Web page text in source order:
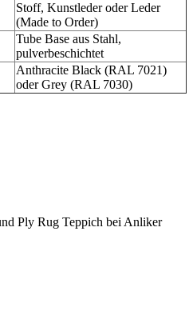
Stoff, Kunstleder oder Leder
(Made to Order)
Tube Base aus Stahl,
pulverbeschichtet
Anthracite Black (RAL 7021)
oder Grey (RAL 7030)